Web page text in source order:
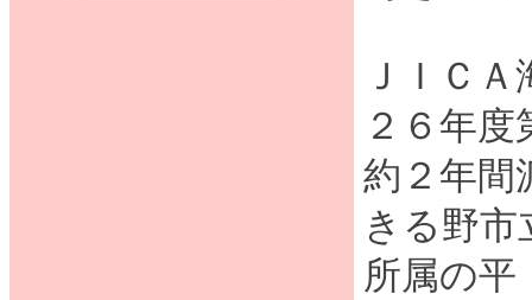
ＪＩＣ
２６年
約２年間
きる野市
所属の平